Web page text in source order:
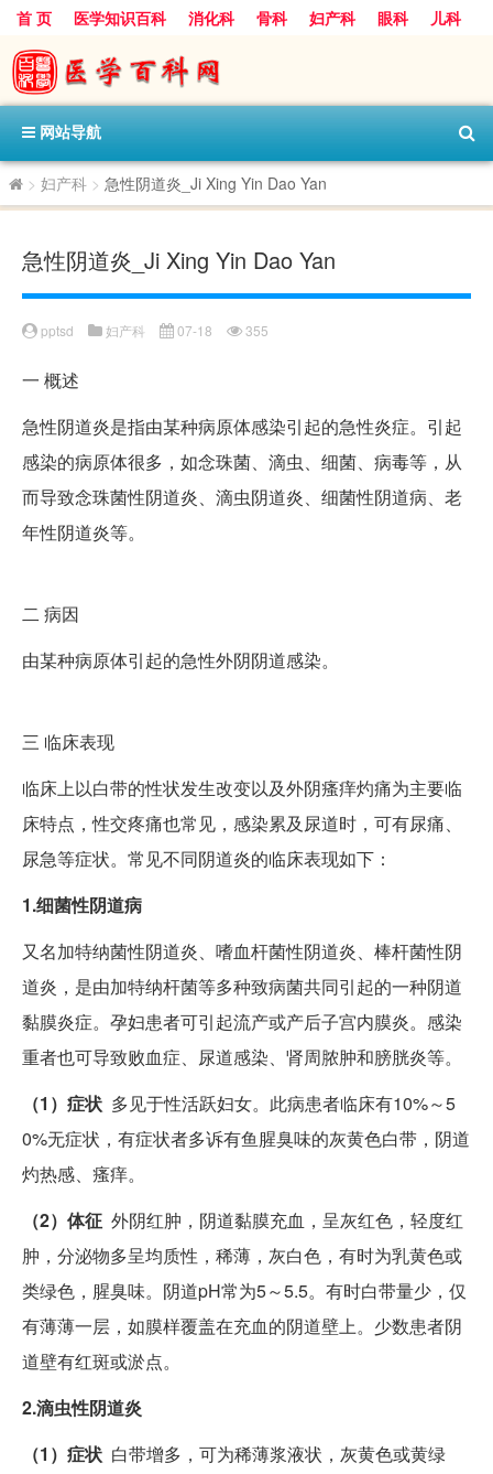
首 页 医学知识百科 消化科 骨科 妇产科 眼科
儿科
心血管病科
呼吸科 神经科
内分泌科
口腔科
网站导航
> 妇产科 > 急性阴道炎_Ji Xing Yin Dao Yan
急性阴道炎_Ji Xing Yin Dao Yan
pptsd 妇产科 07-18 355
一 概述
急性阴道炎是指由某种病原体感染引起的急性炎症。引起
感染的病原体很多，如念珠菌、滴虫、细菌、病毒等，从
而导致念珠菌性阴道炎、滴虫阴道炎、细菌性阴道病、老
年性阴道炎等。
二 病因
由某种病原体引起的急性外阴阴道感染。
三 临床表现
临床上以白带的性状发生改变以及外阴瘙痒灼痛为主要临
床特点，性交疼痛也常见，感染累及尿道时，可有尿痛、
尿急等症状。常见不同阴道炎的临床表现如下：
1.细菌性阴道病
又名加特纳菌性阴道炎、嗜血杆菌性阴道炎、棒杆菌性阴
道炎，是由加特纳杆菌等多种致病菌共同引起的一种阴道
黏膜炎症。孕妇患者可引起流产或产后子宫内膜炎。感染
重者也可导致败血症、尿道感染、肾周脓肿和膀胱炎等。
（1）症状 多见于性活跃妇女。此病患者临床有10%～5
0%无症状，有症状者多诉有鱼腥臭味的灰黄色白带，阴道
灼热感、瘙痒。
（2）体征 外阴红肿，阴道黏膜充血，呈灰红色，轻度红
肿，分泌物多呈均质性，稀薄，灰白色，有时为乳黄色或
类绿色，腥臭味。阴道pH常为5～5.5。有时白带量少，仅
有薄薄一层，如膜样覆盖在充血的阴道壁上。少数患者阴
道壁有红斑或淤点。
2.滴虫性阴道炎
（1）症状 白带增多，可为稀薄浆液状，灰黄色或黄绿